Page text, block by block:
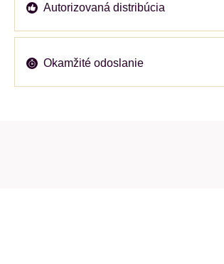
Autorizovaná distribúcia
Okamžité odoslanie